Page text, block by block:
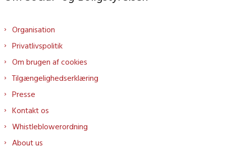
Organisation
Privatlivspolitik
Om brugen af cookies
Tilgængelighedserklæring
Presse
Kontakt os
Whistleblowerordning
About us